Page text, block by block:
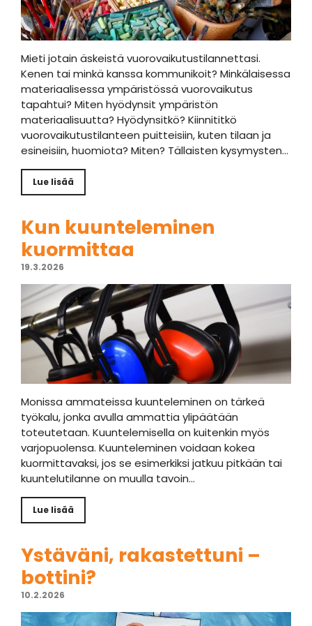
Mieti jotain äskeistä vuorovaikutustilannettasi.
Kenen tai minkä kanssa kommunikoit? Minkälaisessa
materiaalisessa ympäristössä vuorovaikutus
tapahtui? Miten hyödynsit ympäristön
materiaalisuutta? Hyödynsitkö? Kiinnititkö
vuorovaikutustilanteen puitteisiin, kuten tilaan ja
esineisiin, huomiota? Miten? Tällaisten kysymysten…
Lue lisää
Kun kuunteleminen
kuormittaa
19.3.2026
Monissa ammateissa kuunteleminen on tärkeä
työkalu, jonka avulla ammattia ylipäätään
toteutetaan. Kuuntelemisella on kuitenkin myös
varjopuolensa. Kuunteleminen voidaan kokea
kuormittavaksi, jos se esimerkiksi jatkuu pitkään tai
kuuntelutilanne on muulla tavoin…
Lue lisää
Ystäväni, rakastettuni –
bottini?
10.2.2026